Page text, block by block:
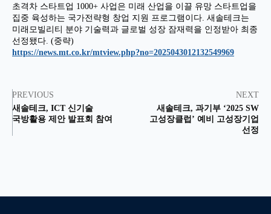
초격차 스타트업 1000+ 사업은 미래 산업을 이끌 유망 스타트업을
집중 육성하는 국가전략형 창업 지원 프로그램이다. 새솔테크는
미래모빌리티 분야 기술력과 글로벌 성장 잠재력을 인정받아 최종
선정됐다. (중략)
https://news.mt.co.kr/mtview.php?no=2025043012132549969
PREVIOUS
NEXT
새솔테크, ICT 신기술
국방활용 제안 발표회 참여
새솔테크, 과기부 ‘2025 SW
고성장클럽’ 예비 고성장기업
선정